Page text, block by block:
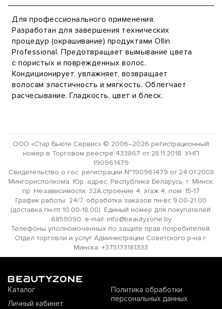
Для профессионального применения.
Разработан для завершения технических
процедур (окрашивание) продуктами Ollin
Professional. Предотвращает вымывание цвета
с пористых и поврежденных волос.
Кондиционирует, увлажняет, возвращает
волосам эластичность и мягкость. Облегчает
расчесывание. Гладкость, цвет и блеск.
ООО «Стар Бьюти Сервис» © 2006–2026 регистрационный
номер в Торговом реестре 433867 от 28.11.2018. УНП
190961479
Свидетельство о гос. регистрации №190961479 от 24.01.2008
Мингорисполкома. Юр. адрес: Республика Беларусь, г. Минск,
пр. Независимости, 32А,строение 4, этаж 4, пом. 15-17
График работы: 24/7, обработка заказов пн-вс 9.00-21.00
(доставка пн-пт 10.00-18.00). Единый номер для покупателей:
6859090, e-mail: info@beautyzone.by
Телефоны уполномоченных по защите прав потребителей:
Отдел торговли и услуг Администрации Советского р-на г.
Минска: +375173181333
Каталог
Личный кабинет
Политика обработки
персональных данных